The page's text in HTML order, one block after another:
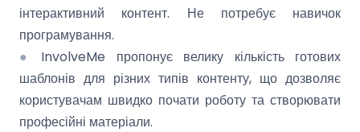
інтерактивний контент. Не потребує навичок
програмування.
● InvolveMe пропонує велику кількість готових
шаблонів для різних типів контенту, що дозволяє
користувачам швидко почати роботу та створювати
професійні матеріали.